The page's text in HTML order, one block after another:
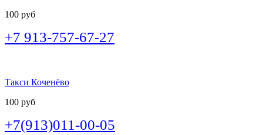
100 руб
+7 913-757-67-27
Такси Коченёво
100 руб
+7(913)011-00-05